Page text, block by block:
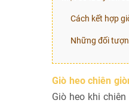
Cách kết hợp
Những đối
Giò heo chiên
Giò heo khi